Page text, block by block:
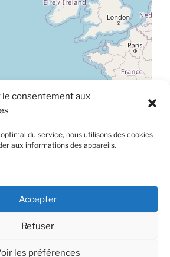
le consentement aux
du service, nous utilisons des cookies
aux informations des appareils.
Accepter
Refuser
les préférences
Leaflet|© OpenStreetMap
sur une plateforme mutualisée et
de Gestion de la Fonction Publique
Rechercher
de Chaulhac – Lozère tous droits